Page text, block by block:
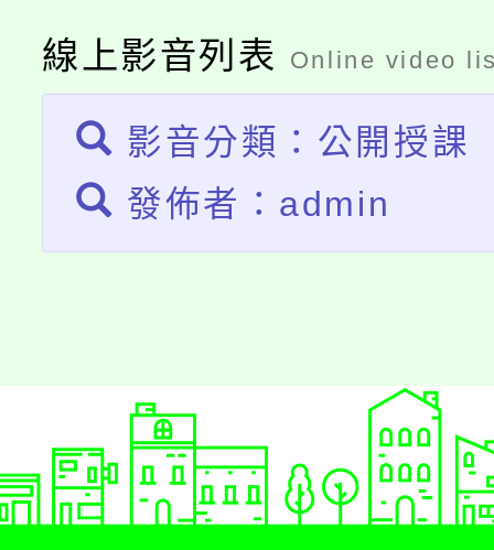
半價優惠，詳情可洽有
者。
份教師研習
淨零綠生活教案入校路
會
線上影音列表 Online video
影音分類：公開授課
發佈者：admin